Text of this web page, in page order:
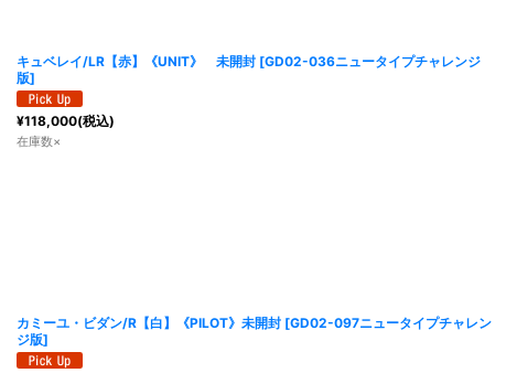
キュベレイ/LR【赤】《UNIT》 未開封 [GD02-036ニュータイプチャレンジ
版]
¥118,000(税込)
在庫数×
カミーユ・ビダン/R【白】《PILOT》未開封 [GD02-097ニュータイプチャレン
ジ版]